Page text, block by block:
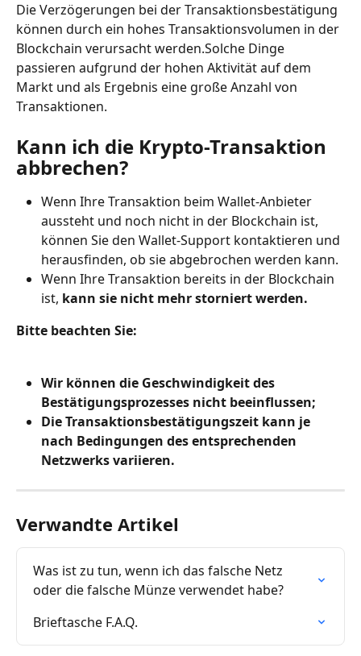
Die Verzögerungen bei der Transaktionsbestätigung
können durch ein hohes Transaktionsvolumen in der
Blockchain verursacht werden.Solche Dinge
passieren aufgrund der hohen Aktivität auf dem
Markt und als Ergebnis eine große Anzahl von
Transaktionen.
Kann ich die Krypto-Transaktion
abbrechen?
Wenn Ihre Transaktion beim Wallet-Anbieter
aussteht und noch nicht in der Blockchain ist,
können Sie den Wallet-Support kontaktieren und
herausfinden, ob sie abgebrochen werden kann.
Wenn Ihre Transaktion bereits in der Blockchain
ist, kann sie nicht mehr storniert werden.
Bitte beachten Sie:
Wir können die Geschwindigkeit des
Bestätigungsprozesses nicht beeinflussen;
Die Transaktionsbestätigungszeit kann je
nach Bedingungen des entsprechenden
Netzwerks variieren.
Verwandte Artikel
Was ist zu tun, wenn ich das falsche Netz
oder die falsche Münze verwendet habe?
Brieftasche F.A.Q.